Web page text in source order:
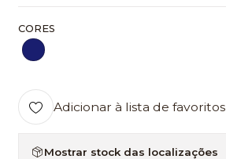
CORES
Adicionar à lista de favoritos
Mostrar stock das localizações